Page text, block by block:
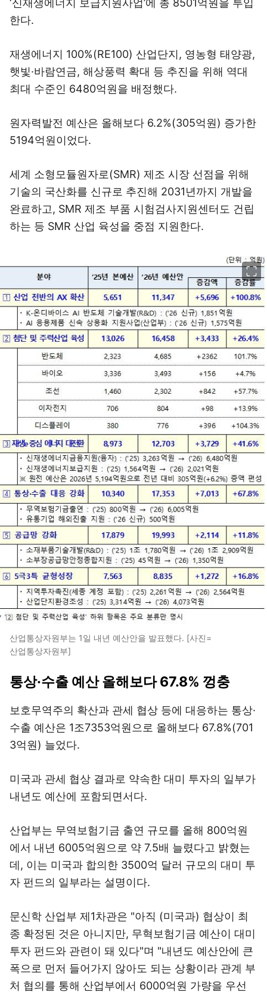
‘신재생에너지 보급지원사업’에 총 8501억원을 투입
한다.
재생에너지 100%(RE100) 산업단지, 영농형 태양광,
햇빛·바람연금, 해상풍력 확대 등 추진을 위해 역대
최대 수준인 6480억원을 배정했다.
원자력발전 예산은 올해보다 6.2%(305억원) 증가한
5194억원이었다.
세계 소형모듈원자로(SMR) 제조 시장 선점을 위해
기술의 국산화를 신규로 추진해 2031년까지 개발을
완료하고, SMR 제조 부품 시험검사지원센터도 건립
하는 등 SMR 산업 육성을 중점 지원한다.
산업통상자원부는 1일 내년 예산안을 발표했다. [사진=
산업통상자원부]
통상·수출 예산 올해보다 67.8% 껑충
보호무역주의 확산과 관세 협상 등에 대응하는 통상·
수출 예산은 1조7353억원으로 올해보다 67.8%(701
3억원) 늘었다.
미국과 관세 협상 결과로 약속한 대미 투자의 일부가
내년도 예산에 포함되면서다.
산업부는 무역보험기금 출연 규모를 올해 800억원
에서 내년 6005억원으로 약 7.5배 늘렸다고 밝혔는
데, 이는 미국과 합의한 3500억 달러 규모의 대미 투
자 펀드의 일부라는 설명이다.
문신학 산업부 제1차관은 "아직 (미국과) 협상이 최
종 확정된 것은 아니지만, 무혁보험기금 예산이 대미
투자 펀드와 관련이 돼 있다"며 "내년도 예산안에 큰
폭으로 먼저 들어가지 않아도 되는 상황이라 관계 부
처 협의를 통해 산업부에서 6000억원 가량을 우선